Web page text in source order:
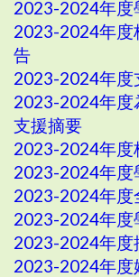
2023-2024年度
2023-2024年度
告
2023-2024年度
2023-2024年度
支援摘要
2023-2024年度
2023-2024年度
2023-2024年度
2023-2024年度
2023-2024年度
2023-2024年度